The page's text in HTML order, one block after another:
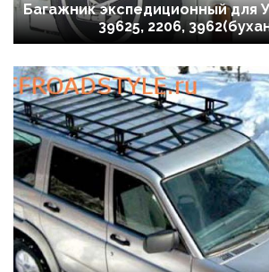
Багажник экспедиционный для
39625, 2206,